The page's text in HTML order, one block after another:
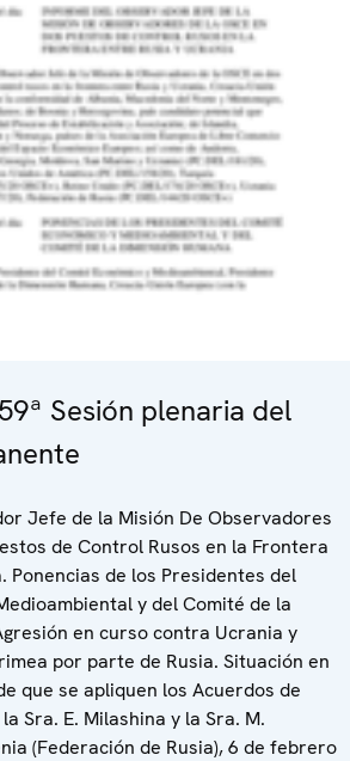
Sesión plenaria del
Jefe de la Misión De Observadores
de Control Rusos en la Frontera
Ponencias de los Presidentes del
y del Comité de la
en curso contra Ucrania y
por parte de Rusia. Situación en
que se apliquen los Acuerdos de
Sra. E. Milashina y la Sra. M.
(Federación de Rusia), 6 de febrero